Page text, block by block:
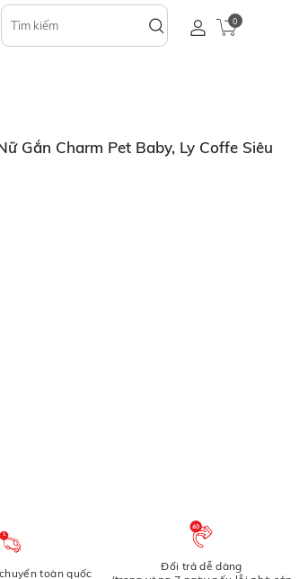
0
Gắn Charm Pet Baby, Ly Coffe Siêu
toàn quốc
Đổi trả dễ dàng